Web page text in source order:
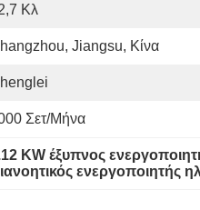
Κλ
Jiangsu, Κίνα
Σετ/μήνα
KW έξυπνος
ενεργοποιητής